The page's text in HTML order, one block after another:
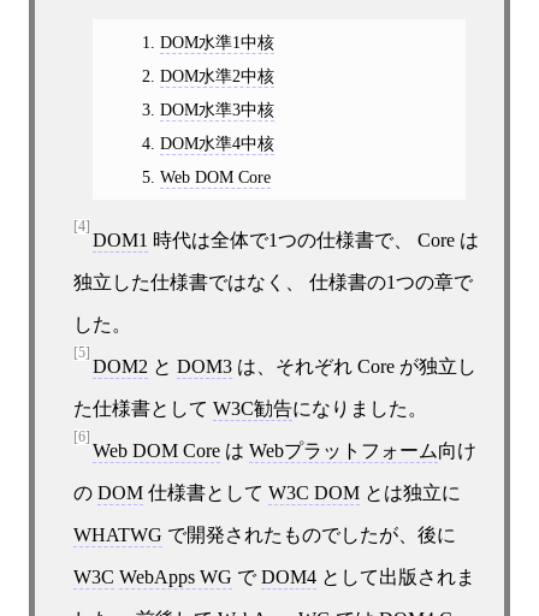
DOM水準1中核
DOM水準2中核
DOM水準3中核
DOM水準4中核
Web DOM Core
[4]
DOM1 時代は全体で1つの仕様書で、 Core は
独立した仕様書ではなく、 仕様書の1つの章で
した。
[5]
DOM2 と DOM3は、それぞれ Core が独立し
た仕様書として W3C勧告になりました。
[6]
Web DOM Coreは Webプラットフォーム向け
の DOM仕様書として W3C DOMとは独立に
WHATWG で開発されたものでしたが、後に
W3C WebApps WG でDOM4として出版されま